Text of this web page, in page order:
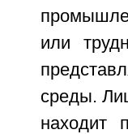
или
среды.
находит